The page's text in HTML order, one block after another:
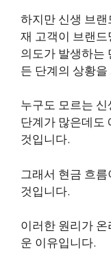
하지만 신생 브
재 고객이 브랜
의도가 발생하는
든 단계의 상황
누구도 모르는
단계가 많은데도
것입니다.
그래서 현금 흐
것입니다.
이러한 원리가
운 이유입니다.